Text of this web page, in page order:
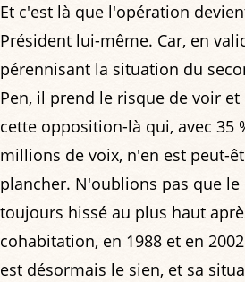
Et c'est là que l'opération
Président lui-même. Car, en
pérennisant la situation du
Pen, il prend le risque de voir
cette opposition-là qui, avec 35
millions de voix, n'en est peut-
plancher. N'oublions pas que
toujours hissé au plus haut
cohabitation, en 1988 et en
est désormais le sien, et sa